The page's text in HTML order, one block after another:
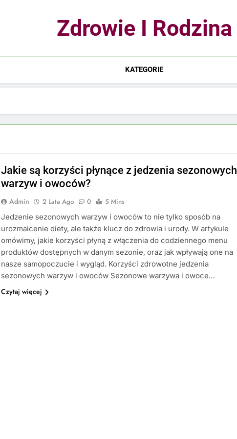
Zdrowie I Rodzina
KATEGORIE
Jakie są korzyści płynące z jedzenia sezonowych
warzyw i owoców?
Admin 2 Lata Ago 0
5 Mins
Jedzenie sezonowych warzyw i owoców to nie tylko sposób na
urozmaicenie diety, ale także klucz do zdrowia i urody. W artykule
omówimy, jakie korzyści płyną z włączenia do codziennego menu
produktów dostępnych w danym sezonie, oraz jak wpływają one na
nasze samopoczucie i wygląd. Korzyści zdrowotne jedzenia
sezonowych warzyw i owoców Sezonowe warzywa i owoce…
Czytaj więcej